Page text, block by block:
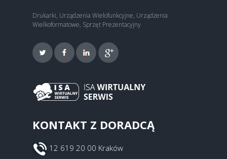
Drukarki, Urządzenia Wielofunkcyjne, Urządzenia
Wielkoformatowe, Sprzęt Prezentacyjny
KONTAKT Z DORADCĄ
12 619 20 00 Kraków